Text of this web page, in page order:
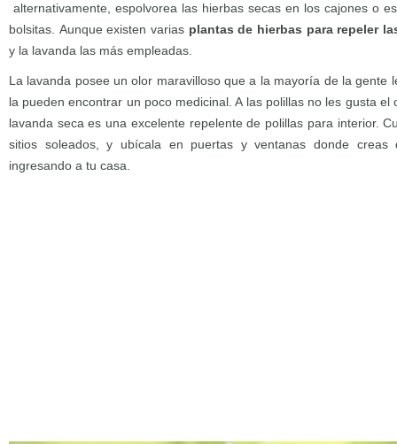
alternativamente, espolvorea las hierbas secas en los cajones o
bolsitas. Aunque existen varias plantas de hierbas para repeler
y la lavanda las más empleadas.
La lavanda posee un olor maravilloso que a la mayoría de la gente
la pueden encontrar un poco medicinal. A las polillas no les gusta
lavanda seca es una excelente repelente de polillas para interior.
sitios soleados, y ubícala en puertas y ventanas donde creas
ingresando a tu casa.